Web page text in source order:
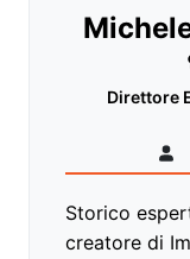
Direttore
Storico
creatore di